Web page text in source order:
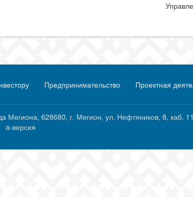
Предпринимательство Проектная
Мегиона, 628680, г. Мегион, ул. Нефтяников, 8, каб.
a-версия